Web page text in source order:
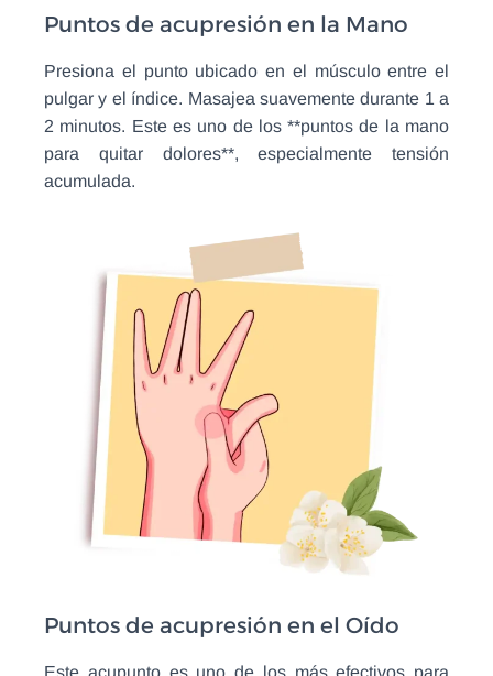
Puntos de acupresión en la Mano
Presiona el punto ubicado en el músculo entre el
pulgar y el índice. Masajea suavemente durante 1 a
2 minutos. Este es uno de los **puntos de la mano
para quitar dolores**, especialmente tensión
acumulada.
Puntos de acupresión en el Oído